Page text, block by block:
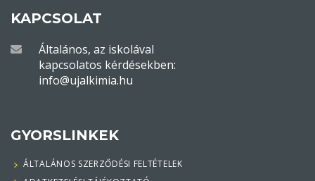
Gondolatból valóság – A
(élő workshop) 2 havi
részletfizetéssel
2026. április 18.
AJÁNDÉK tanítás: A SZOLÁRIS EMBER ÚTJA címmel.